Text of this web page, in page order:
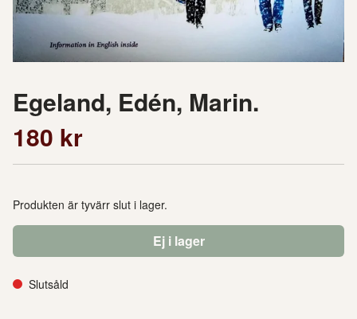
Egeland, Edén, Marin.
180 kr
Produkten är tyvärr slut i lager.
Ej i lager
Slutsåld